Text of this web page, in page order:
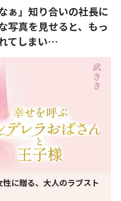
ぁ」知り合いの社長に
写真を見せると、もっ
てしまい…
に贈る、大人のラブスト